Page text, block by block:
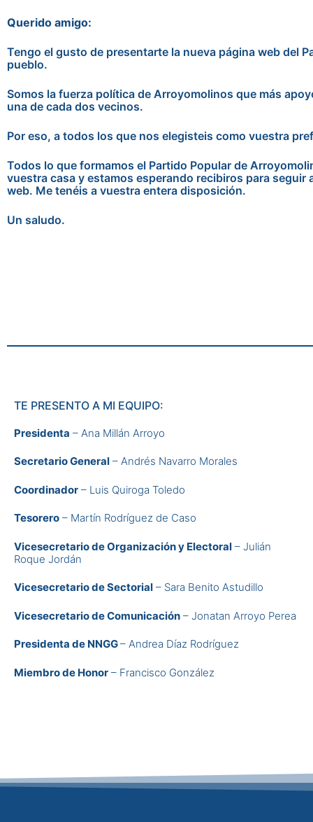
Querido amigo:
Tengo el gusto de presentarte la nueva página web del
pueblo.
Somos la fuerza política de Arroyomolinos que más
una de cada dos vecinos.
Por eso, a todos los que nos elegisteis como vuestra
Todos lo que formamos el Partido Popular de
vuestra casa y estamos esperando recibiros para
web. Me tenéis a vuestra entera disposición.
Un saludo.
TE PRESENTO A MI EQUIPO:
Presidenta – Ana Millán Arroyo
Secretario General – Andrés Navarro Morales
Coordinador – Luis Quiroga Toledo
Tesorero – Martín Rodríguez de Caso
Vicesecretario de Organización y Electoral – Julián
Roque Jordán
Vicesecretario de Sectorial – Sara Benito Astudillo
Vicesecretario de Comunicación – Jonatan Arroyo Perea
Presidenta de NNGG– Andrea Díaz Rodríguez
Miembro de Honor – Francisco González